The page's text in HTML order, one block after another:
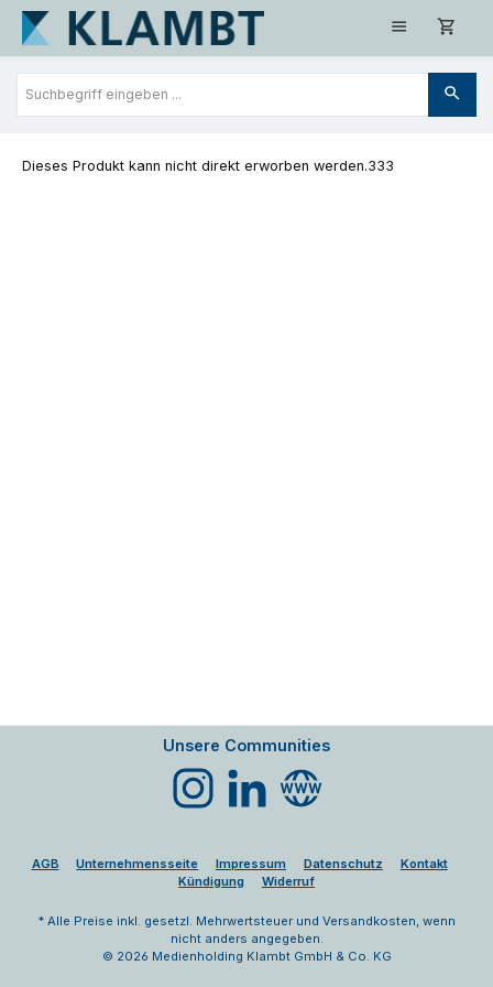
Zum Hauptinhalt springen
Dieses Produkt kann nicht direkt erworben werden.333
Unsere Communities
Instagram LinkedIn Website
AGB Unternehmensseite Impressum Datenschutz
Kontakt
Kündigung
Widerruf
* Alle Preise inkl. gesetzl. Mehrwertsteuer und Versandkosten, wenn
nicht anders angegeben.
© 2026 Medienholding Klambt GmbH & Co. KG